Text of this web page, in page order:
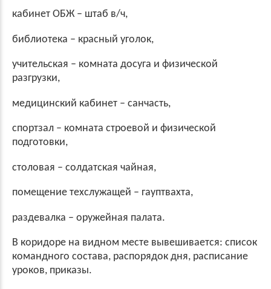
кабинет ОБЖ – штаб в/ч,
библиотека – красный уголок,
учительская – комната досуга и физической
разгрузки,
медицинский кабинет – санчасть,
спортзал – комната строевой и физической
подготовки,
столовая – солдатская чайная,
помещение техслужащей – гауптвахта,
раздевалка – оружейная палата.
В коридоре на видном месте вывешивается: список
командного состава, распорядок дня, расписание
уроков, приказы.